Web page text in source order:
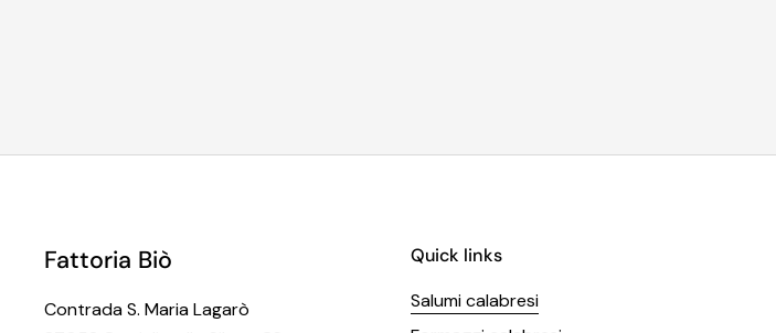
Fattoria Biò
Contrada S. Maria Lagarò
Quick links
Salumi calabresi